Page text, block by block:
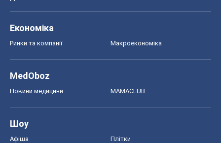
Економіка
Ринки та компанії Макроекономіка
MedOboz
Новини медицини MAMACLUB
Шоу
Афіша Плітки